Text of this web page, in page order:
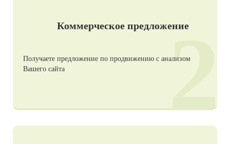
Коммерческое предложение
Получаете предложение по продвижению с анализом
Вашего сайта
2